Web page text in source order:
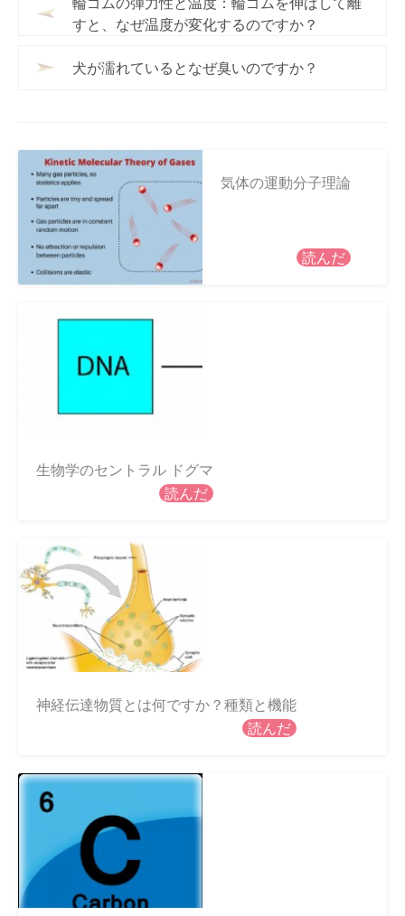
すと、なぜ温度が変化するのですか？
犬が濡れているとなぜ臭いのですか？
気体の運動分子理論
読んだ
生物学のセントラル ドグマ
読んだ
神経伝達物質とは何ですか？種類と機能
読んだ